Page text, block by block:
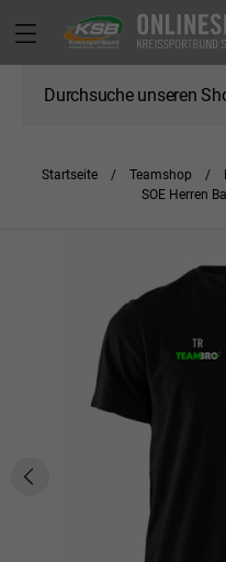
Startseite Teamshop
SOE Herren